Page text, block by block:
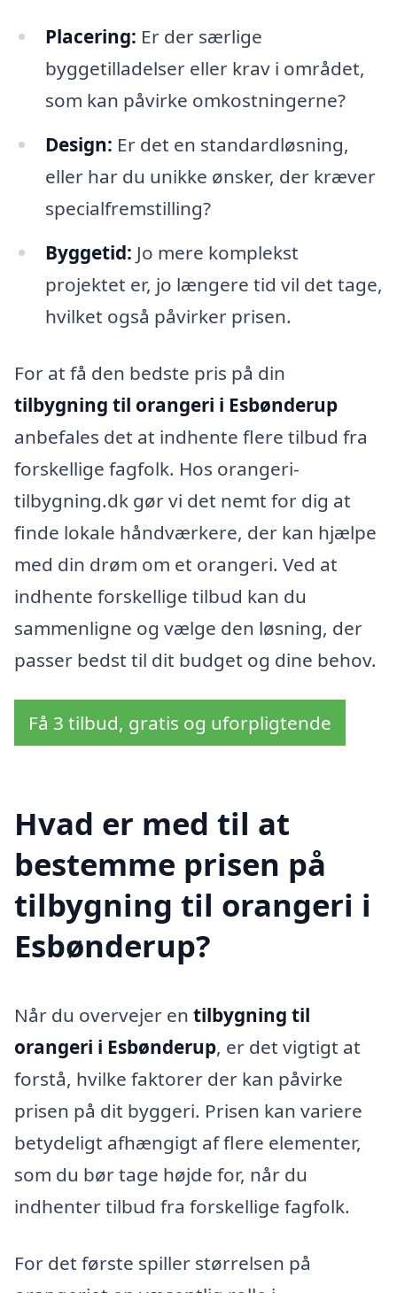
Placering: Er der særlige
byggetilladelser eller krav i området,
som kan påvirke omkostningerne?
Design: Er det en standardløsning,
eller har du unikke ønsker, der kræver
specialfremstilling?
Byggetid: Jo mere komplekst
projektet er, jo længere tid vil det tage,
hvilket også påvirker prisen.
For at få den bedste pris på din
tilbygning til orangeri i Esbønderup
anbefales det at indhente flere tilbud fra
forskellige fagfolk. Hos orangeri-
tilbygning.dk gør vi det nemt for dig at
finde lokale håndværkere, der kan hjælpe
med din drøm om et orangeri. Ved at
indhente forskellige tilbud kan du
sammenligne og vælge den løsning, der
passer bedst til dit budget og dine behov.
Få 3 tilbud, gratis og uforpligtende
Hvad er med til at
bestemme prisen på
tilbygning til orangeri i
Esbønderup?
Når du overvejer en tilbygning til
orangeri i Esbønderup, er det vigtigt at
forstå, hvilke faktorer der kan påvirke
prisen på dit byggeri. Prisen kan variere
betydeligt afhængigt af flere elementer,
som du bør tage højde for, når du
indhenter tilbud fra forskellige fagfolk.
For det første spiller størrelsen på